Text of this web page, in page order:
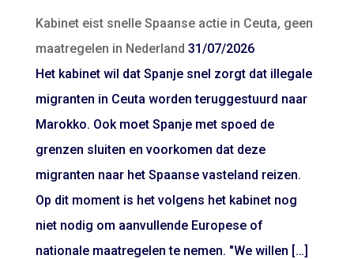
Kabinet eist snelle Spaanse actie in Ceuta, geen
maatregelen in Nederland 31/07/2026
Het kabinet wil dat Spanje snel zorgt dat illegale
migranten in Ceuta worden teruggestuurd naar
Marokko. Ook moet Spanje met spoed de
grenzen sluiten en voorkomen dat deze
migranten naar het Spaanse vasteland reizen.
Op dit moment is het volgens het kabinet nog
niet nodig om aanvullende Europese of
nationale maatregelen te nemen. "We willen […]